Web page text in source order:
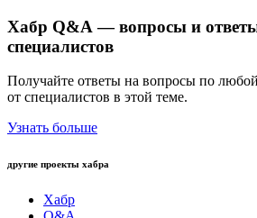
Хабр Q&A — вопросы и
специалистов
Получайте ответы на вопросы по
от специалистов в этой теме.
Узнать больше
другие проекты хабра
Хабр